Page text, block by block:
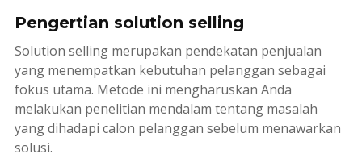
Pengertian solution selling
Solution sellingmerupakan pendekatan penjualan
yang menempatkan kebutuhan pelanggan sebagai
fokus utama. Metode ini mengharuskan Anda
melakukan penelitian mendalam tentang masalah
yang dihadapi calon pelanggan sebelum menawarkan
solusi.